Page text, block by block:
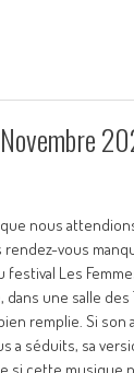
nous
vous
festival Les
dans une salle
remplie. Si son
a séduits, sa